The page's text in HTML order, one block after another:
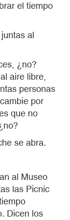
el tiempo
al
¿no?
aire libre,
personas
por
que no
se abra.
al Museo
las Picnic
Dicen los